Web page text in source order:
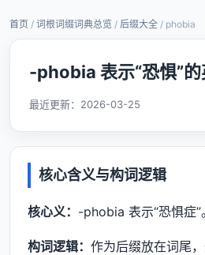
首页 / 词根词缀词典总览 / 后缀大全 / phobia
-phobia 表示“恐惧”
最近更新： 2026-03-25
核心含义与构词逻辑
核心义： -phobia 表示“恐惧症”。
构词逻辑： 作为后缀放在词尾